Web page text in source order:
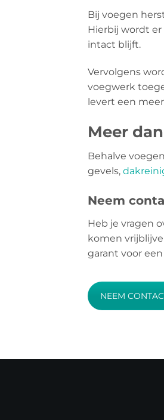
Bij voegen
Hierbij wordt
intact blijft.
Vervolgens
voegwerk
levert een
Meer
Behalve
gevels,
Neem
Heb je vragen
komen
garant voor
NEEM